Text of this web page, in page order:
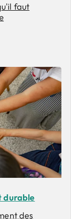
faut
durable
des